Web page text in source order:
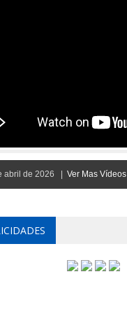
abril de 2026 | Ver Mas Vídeos